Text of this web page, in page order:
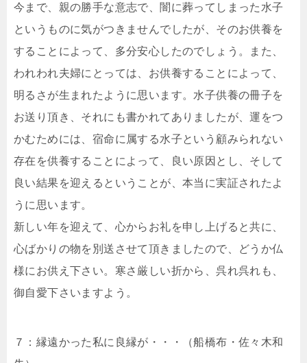
今まで、親の勝手な意志で、闇に葬ってしまった水子
というものに気がつきませんでしたが、そのお供養を
することによって、多分安心したのでしょう。また、
われわれ夫婦にとっては、お供養することによって、
明るさが生まれたように思います。水子供養の冊子を
お送り頂き、それにも書かれてありましたが、運をつ
かむためには、宿命に属する水子という顧みられない
存在を供養することによって、良い原因とし、そして
良い結果を迎えるということが、本当に実証されたよ
うに思います。
新しい年を迎えて、心からお礼を申し上げると共に、
心ばかりの物を別送させて頂きましたので、どうか仏
様にお供え下さい。寒さ厳しい折から、呉れ呉れも、
御自愛下さいますよう。
７：縁遠かった私に良縁が・・・（船橋布・佐々木和